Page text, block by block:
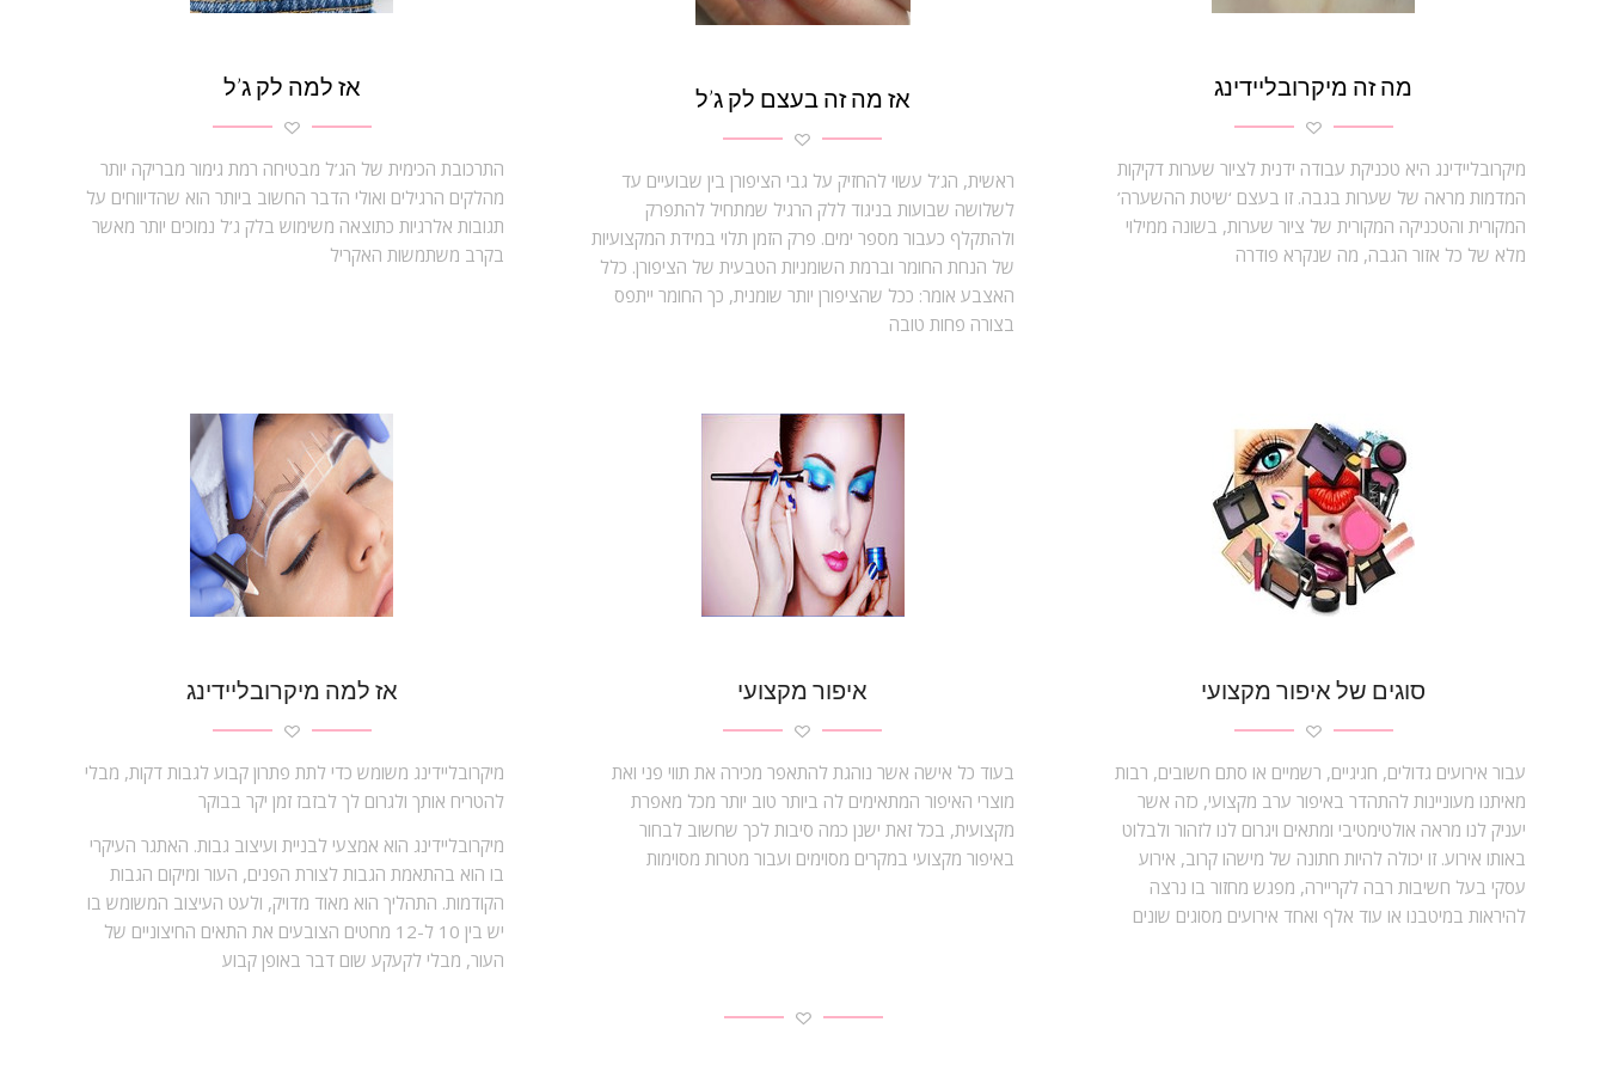
אז למה לק ג’ל
התרכובת הכימית של הג’ל מבטיחה רמת גימור מבריקה יותר
מהלקים הרגילים ואולי הדבר החשוב ביותר הוא שהדיווחים על
תגובות אלרגיות כתוצאה משימוש בלק ג’ל נמוכים יותר מאשר
בקרב משתמשות האקריל
אז מה זה בעצם לק ג’ל
ראשית, הג’ל עשוי להחזיק על גבי הציפורן בין שבועיים עד
לשלושה שבועות בניגוד ללק הרגיל שמתחיל להתפרק
ולהתקלף כעבור מספר ימים. פרק הזמן תלוי במידת המקצועיות
של הנחת החומר וברמת השומניות הטבעית של הציפורן. כלל
האצבע אומר: ככל שהציפורן יותר שומנית, כך החומר ייתפס
בצורה פחות טובה
מה זה מיקרובליידינג
המדמות מראה של שערות בגבה. זו בעצם ‘שיטת ההשערה’
המקורית והטכניקה המקורית של ציור שערות, בשונה ממילוי
מלא של כל אזור הגבה, מה שנקרא פודרה
אז למה מיקרובליידינג
מיקרובליידינג משומש כדי לתת פתרון קבוע לגבות דקות, מבלי
להטריח אותך ולגרום לך לבזבז זמן יקר בבוקר
מיקרובליידינג הוא אמצעי לבניית ועיצוב גבות. האתגר העיקרי
בו הוא בהתאמת הגבות לצורת הפנים, העור ומיקום הגבות
הקודמות. התהליך הוא מאוד מדויק, ולעט העיצוב המשומש בו
יש בין 10 ל-12 מחטים הצובעים את התאים החיצוניים של
העור, מבלי לקעקע שום דבר באופן קבוע
איפור מקצועי
בעוד כל אישה אשר נוהגת להתאפר מכירה את תווי פני ואת
מוצרי האיפור המתאימים לה ביותר טוב יותר מכל מאפרת
מקצועית, בכל זאת ישנן כמה סיבות לכך שחשוב לבחור
באיפור מקצועי במקרים מסוימים ועבור מטרות מסוימות
סוגים של איפור מקצועי
עבור אירועים גדולים, חגיגיים, רשמיים או סתם חשובים, רבות
מאיתנו מעוניינות להתהדר באיפור ערב מקצועי, כזה אשר
יעניק לנו מראה אולטימטיבי ומתאים ויגרום לנו לזהור ולבלוט
באותו אירוע. זו יכולה להיות חתונה של מישהו קרוב, אירוע
עסקי בעל חשיבות רבה לקריירה, מפגש מחזור בו נרצה
להיראות במיטבנו או עוד אלף ואחד אירועים מסוגים שונים